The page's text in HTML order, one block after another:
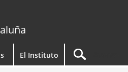
El Instituto